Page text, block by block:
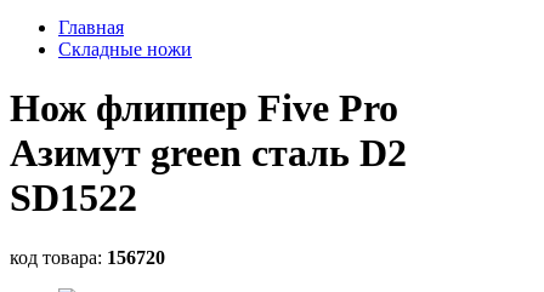
Главная
Складные ножи
Нож флиппер Five Pro
Азимут green сталь D2
SD1522
код товара: 156720